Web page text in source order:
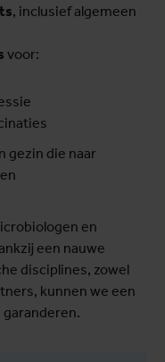
, inclusief algemeen
voor:
gezin die naar
en
een nauwe
disciplines, zowel
kunnen we een